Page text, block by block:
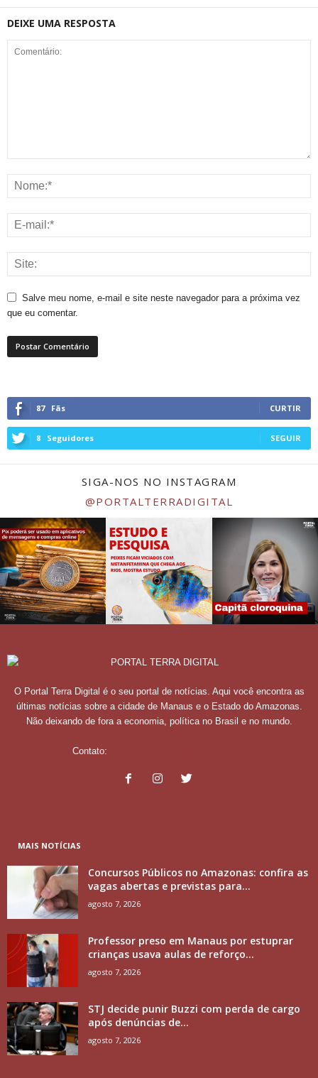
DEIXE UMA RESPOSTA
Salve meu nome, e-mail e site neste navegador para a próxima vez
que eu comentar.
87 Fãs CURTIR
8 Seguidores SEGUIR
SIGA-NOS NO INSTAGRAM
@PORTALTERRADIGITAL
O Portal Terra Digital é o seu portal de notícias. Aqui você encontra as
últimas notícias sobre a cidade de Manaus e o Estado do Amazonas.
Não deixando de fora a economia, política no Brasil e no mundo.
Contato:
MAIS NOTÍCIAS
Concursos Públicos no Amazonas: confira as
vagas abertas e previstas para...
agosto 7, 2026
Professor preso em Manaus por estuprar
crianças usava aulas de reforço...
agosto 7, 2026
STJ decide punir Buzzi com perda de cargo
após denúncias de...
agosto 7, 2026